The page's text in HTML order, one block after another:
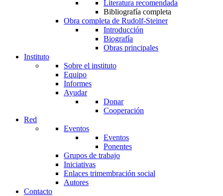
Literatura recomendada
Bibliografía completa
Obra completa de Rudolf-Steiner
Introducción
Biografía
Obras principales
Instituto
Sobre el instituto
Equipo
Informes
Ayudar
Donar
Cooperación
Red
Eventos
Eventos
Ponentes
Grupos de trabajo
Iniciativas
Enlaces trimembración social
Autores
Contacto